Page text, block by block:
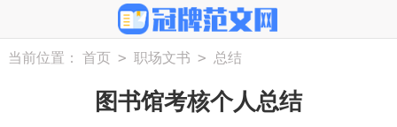
当前位置： 首页 > 职场文书 > 总结
图书馆考核个人总结